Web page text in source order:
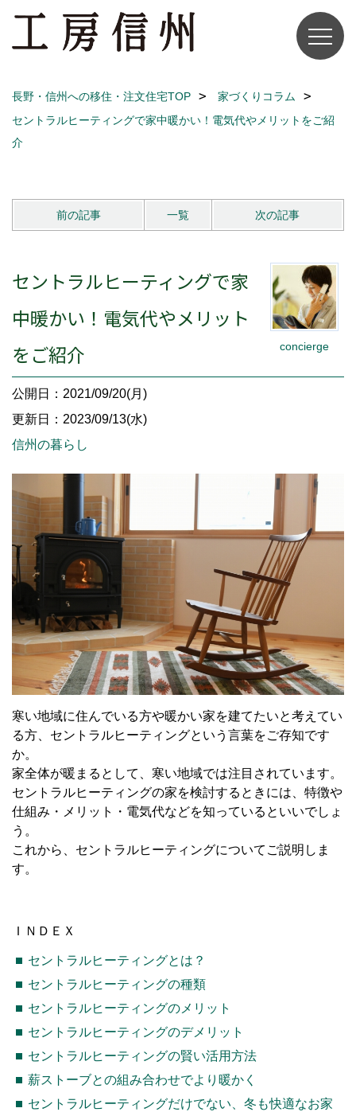
長野・信州への移住・注文住宅TOP
家づくりコラム
セントラルヒーティングで家中暖かい！電気代やメリットをご紹
介
前の記事 一覧 次の記事
concierge
セントラルヒーティングで家
中暖かい！電気代やメリット
をご紹介
公開日：2021/09/20(月)
更新日：2023/09/13(水)
信州の暮らし
寒い地域に住んでいる方や暖かい家を建てたいと考えてい
る方、セントラルヒーティングという言葉をご存知です
か。
家全体が暖まるとして、寒い地域では注目されています。
セントラルヒーティングの家を検討するときには、特徴や
仕組み・メリット・電気代などを知っているといいでしょ
う。
これから、セントラルヒーティングについてご説明しま
す。
ＩＮＤＥＸ
セントラルヒーティングとは？
セントラルヒーティングの種類
セントラルヒーティングのメリット
セントラルヒーティングのデメリット
セントラルヒーティングの賢い活用方法
薪ストーブとの組み合わせでより暖かく
セントラルヒーティングだけでない、冬も快適なお家